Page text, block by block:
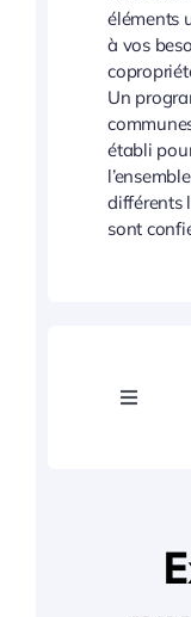
éléments
à vos
Un
établi
différents
sont
Toggle